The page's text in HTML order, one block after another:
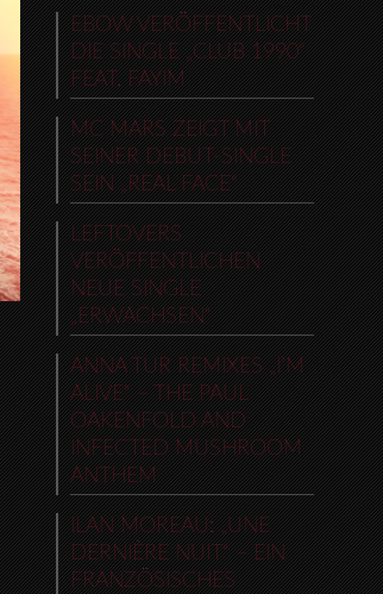
EBOW VERÖFFENTLICHT
DIE SINGLE „CLUB 1990“
FEAT. FAYIM
MC MARS ZEIGT MIT
SEINER DEBUT-SINGLE
SEIN „REAL FACE“
LEFTOVERS
VERÖFFENTLICHEN
NEUE SINGLE
„ERWACHSEN“
ANNA TUR REMIXES „I’M
ALIVE“ – THE PAUL
OAKENFOLD AND
INFECTED MUSHROOM
ANTHEM
ILAN MOREAU: „UNE
DERNIÈRE NUIT“ – EIN
FRANZÖSISCHES